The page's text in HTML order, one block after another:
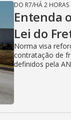
DO R7/HÁ 2 HORAS
Entenda
Lei do
Norma visa
contratação de
definidos pela